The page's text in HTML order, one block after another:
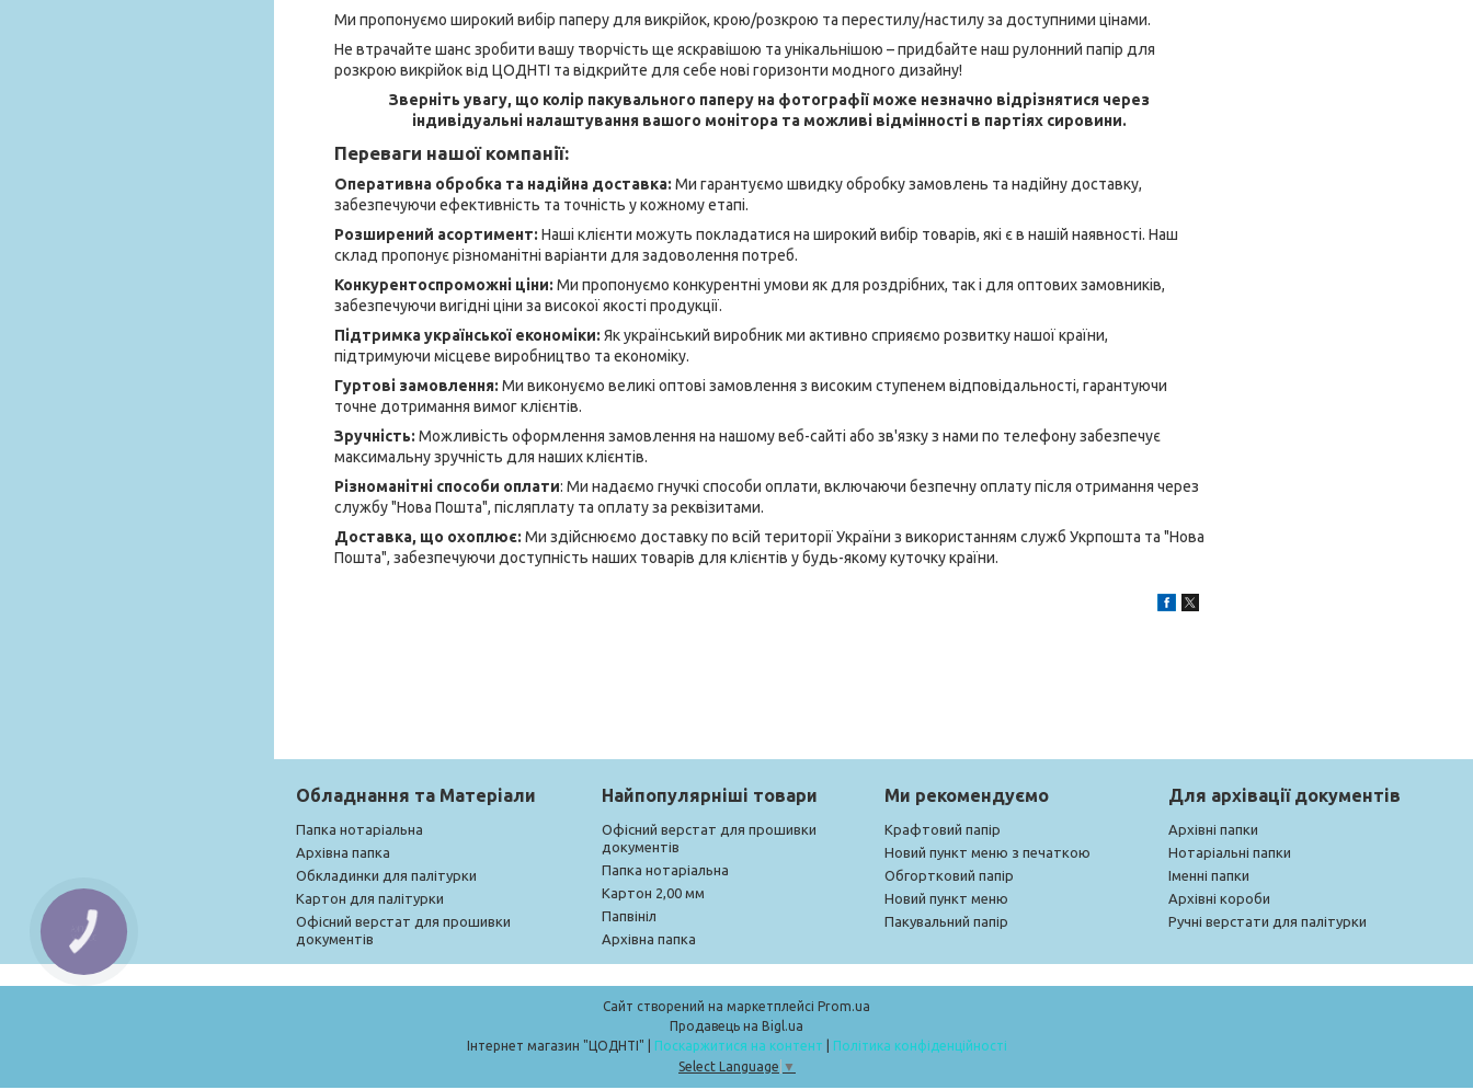
Ми пропонуємо широкий вибір паперу для викрійок, крою/розкрою та перестилу/настилу за доступними цінами.
Не втрачайте шанс зробити вашу творчість ще яскравішою та унікальнішою – придбайте наш рулонний папір для
розкрою викрійок від ЦОДНТІ та відкрийте для себе нові горизонти модного дизайну!
Зверніть увагу, що колір пакувального паперу на фотографії може незначно відрізнятися через
індивідуальні налаштування вашого монітора та можливі відмінності в партіях сировини.
Переваги нашої компанії:
Оперативна обробка та надійна доставка: Ми гарантуємо швидку обробку замовлень та надійну доставку,
забезпечуючи ефективність та точність у кожному етапі.
Розширений асортимент: Наші клієнти можуть покладатися на широкий вибір товарів, які є в нашій наявності. Наш
склад пропонує різноманітні варіанти для задоволення потреб.
Конкурентоспроможні ціни: Ми пропонуємо конкурентні умови як для роздрібних, так і для оптових замовників,
забезпечуючи вигідні ціни за високої якості продукції.
Підтримка української економіки: Як український виробник ми активно сприяємо розвитку нашої країни,
підтримуючи місцеве виробництво та економіку.
Гуртові замовлення: Ми виконуємо великі оптові замовлення з високим ступенем відповідальності, гарантуючи
точне дотримання вимог клієнтів.
Зручність: Можливість оформлення замовлення на нашому веб-сайті або зв'язку з нами по телефону забезпечує
максимальну зручність для наших клієнтів.
Різноманітні способи оплати: Ми надаємо гнучкі способи оплати, включаючи безпечну оплату після отримання через
службу "Нова Пошта", післяплату та оплату за реквізитами.
Доставка, що охоплює: Ми здійснюємо доставку по всій території України з використанням служб Укрпошта та "Нова
Пошта", забезпечуючи доступність наших товарів для клієнтів у будь-якому куточку країни.
Обладнання та Матеріали
Папка нотаріальна
Архівна папка
Обкладинки для палітурки
Картон для палітурки
Офісний верстат для прошивки
документів
Найпопулярніші товари
Офісний верстат для прошивки
документів
Папка нотаріальна
Картон 2,00 мм
Папвініл
Архівна папка
Ми рекомендуємо
Крафтовий папір
Новий пункт меню з печаткою
Обгортковий папір
Новий пункт меню
Пакувальний папір
Для архівації документів
Архівні папки
Нотаріальні папки
Іменні папки
Архівні короби
Ручні верстати для палітурки
Сайт створений на маркетплейсі Prom.ua
Продавець на Bigl.ua
Поскаржитися на контент
Політика конфіденційності
Select Language ▼